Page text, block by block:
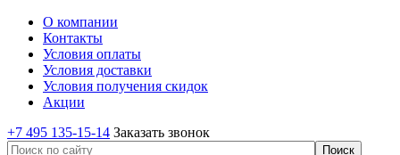
О компании
Контакты
Условия оплаты
Условия доставки
Условия получения скидок
Акции
+7 495 135-15-14 Заказать звонок